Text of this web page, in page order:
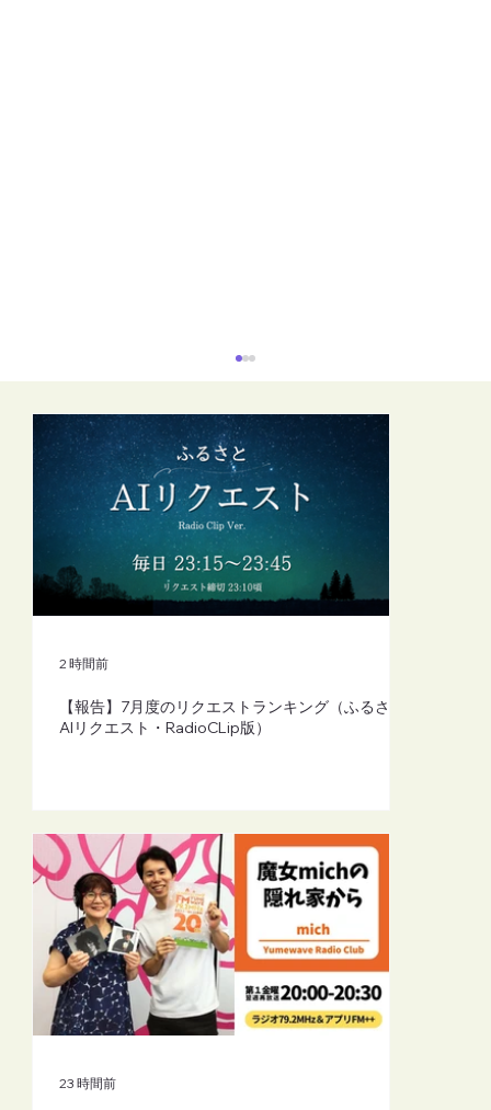
【FM-YRC】魔女michの隠れ家から
【報告】7月度のリクエストランキング（ふるさと
AIリクエスト・RadioCLip版）
2 時間前
23 時間前